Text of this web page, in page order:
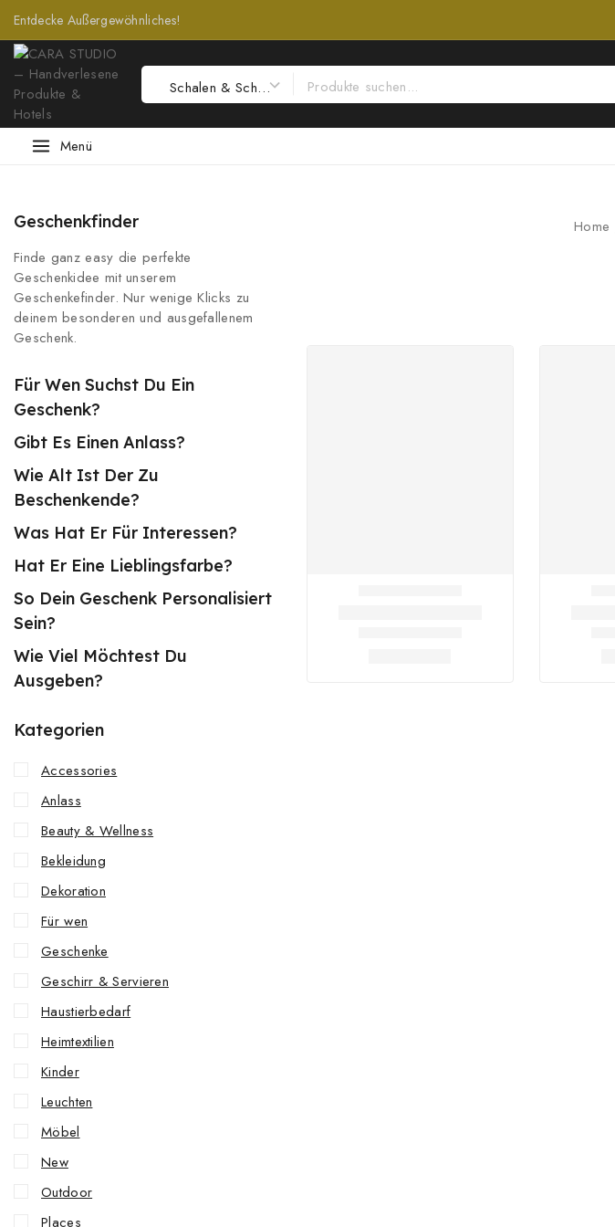
Entdecke Außergewöhnliches!
Menü
Home
Geschenkfinder
Finde ganz easy die perfekte
Geschenkidee mit unserem
Geschenkefinder. Nur wenige Klicks zu
deinem besonderen und ausgefallenem
Geschenk.
Für Wen Suchst Du Ein
Geschenk?
Gibt Es Einen Anlass?
Wie Alt Ist Der Zu
Beschenkende?
Was Hat Er Für Interessen?
Hat Er Eine Lieblingsfarbe?
So Dein Geschenk Personalisiert
Sein?
Wie Viel Möchtest Du
Ausgeben?
Kategorien
Accessories
Anlass
Beauty & Wellness
Bekleidung
Dekoration
Für wen
Geschenke
Geschirr & Servieren
Haustierbedarf
Heimtextilien
Kinder
Leuchten
Möbel
New
Outdoor
Places